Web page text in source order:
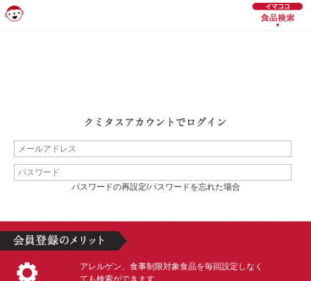
パスワードの再設定/パスワードを忘れた場合
アレルゲン、食事制限対象食品を毎回設定しなく
ても検索ができます